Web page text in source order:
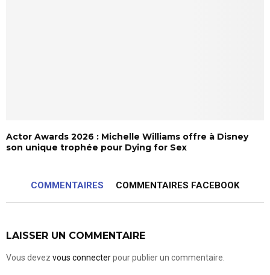
Actor Awards 2026 : Michelle Williams offre à Disney
son unique trophée pour Dying for Sex
COMMENTAIRES COMMENTAIRES FACEBOOK
LAISSER UN COMMENTAIRE
Vous devez vous connecterpour publier un commentaire.